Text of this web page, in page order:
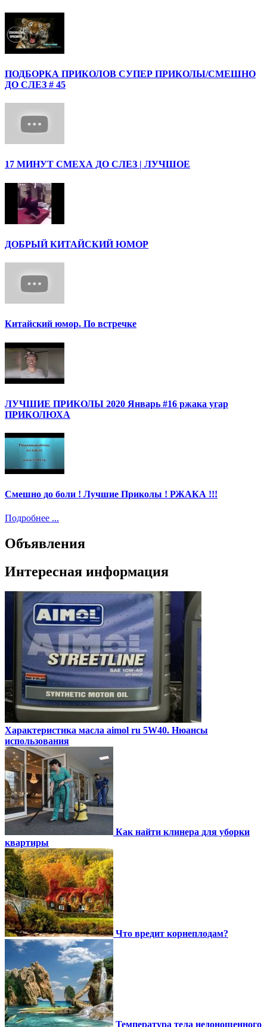
ПОДБОРКА ПРИКОЛОВ СУПЕР ПРИКОЛЫ/СМЕШНО
ДО СЛЕЗ # 45
17 МИНУТ СМЕХА ДО СЛЕЗ | ЛУЧШОЕ
ДОБРЫЙ КИТАЙСКИЙ ЮМОР
Китайский юмор. По встречке
ЛУЧШИЕ ПРИКОЛЫ 2020 Январь #16 ржака угар
ПРИКОЛЮХА
Смешно до боли ! Лучшие Приколы ! РЖАКА !!!
Подробнее ...
Объявления
Интересная информация
Характеристика масла aimol ru 5W40. Нюансы
использования
Как найти клинера для уборки
квартиры
Что вредит корнеплодам?
Температура тела недоношенного